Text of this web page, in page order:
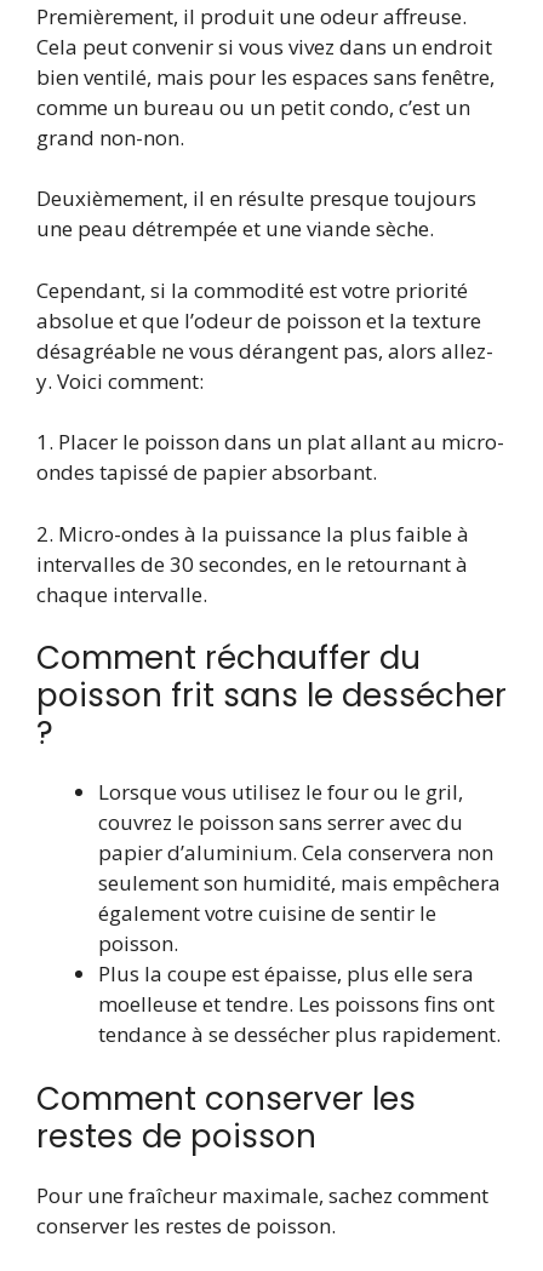
Premièrement, il produit une odeur affreuse.
Cela peut convenir si vous vivez dans un endroit
bien ventilé, mais pour les espaces sans fenêtre,
comme un bureau ou un petit condo, c’est un
grand non-non.
Deuxièmement, il en résulte presque toujours
une peau détrempée et une viande sèche.
Cependant, si la commodité est votre priorité
absolue et que l’odeur de poisson et la texture
désagréable ne vous dérangent pas, alors allez-
y. Voici comment:
1. Placer le poisson dans un plat allant au micro-
ondes tapissé de papier absorbant.
2. Micro-ondes à la puissance la plus faible à
intervalles de 30 secondes, en le retournant à
chaque intervalle.
Comment réchauffer du
poisson frit sans le dessécher
?
Lorsque vous utilisez le four ou le gril,
couvrez le poisson sans serrer avec du
papier d’aluminium. Cela conservera non
seulement son humidité, mais empêchera
également votre cuisine de sentir le
poisson.
Plus la coupe est épaisse, plus elle sera
moelleuse et tendre. Les poissons fins ont
tendance à se dessécher plus rapidement.
Comment conserver les
restes de poisson
Pour une fraîcheur maximale, sachez comment
conserver les restes de poisson.